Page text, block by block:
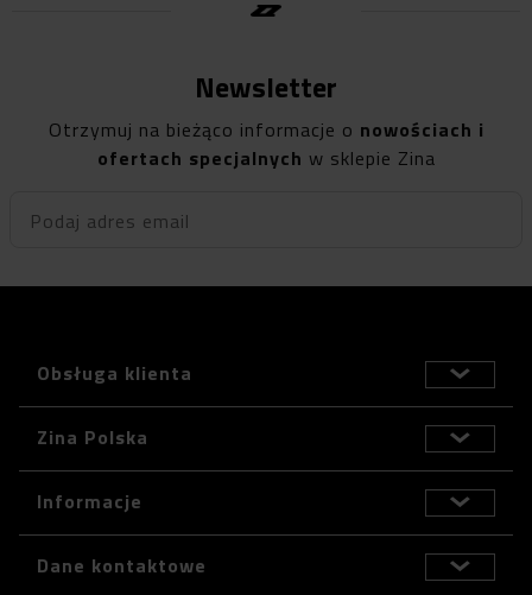
Newsletter
Otrzymuj na bieżąco informacje o nowościach i
ofertach specjalnych w sklepie Zina
Podaj adres email
Obsługa klienta
Zina Polska
Informacje
Dane kontaktowe